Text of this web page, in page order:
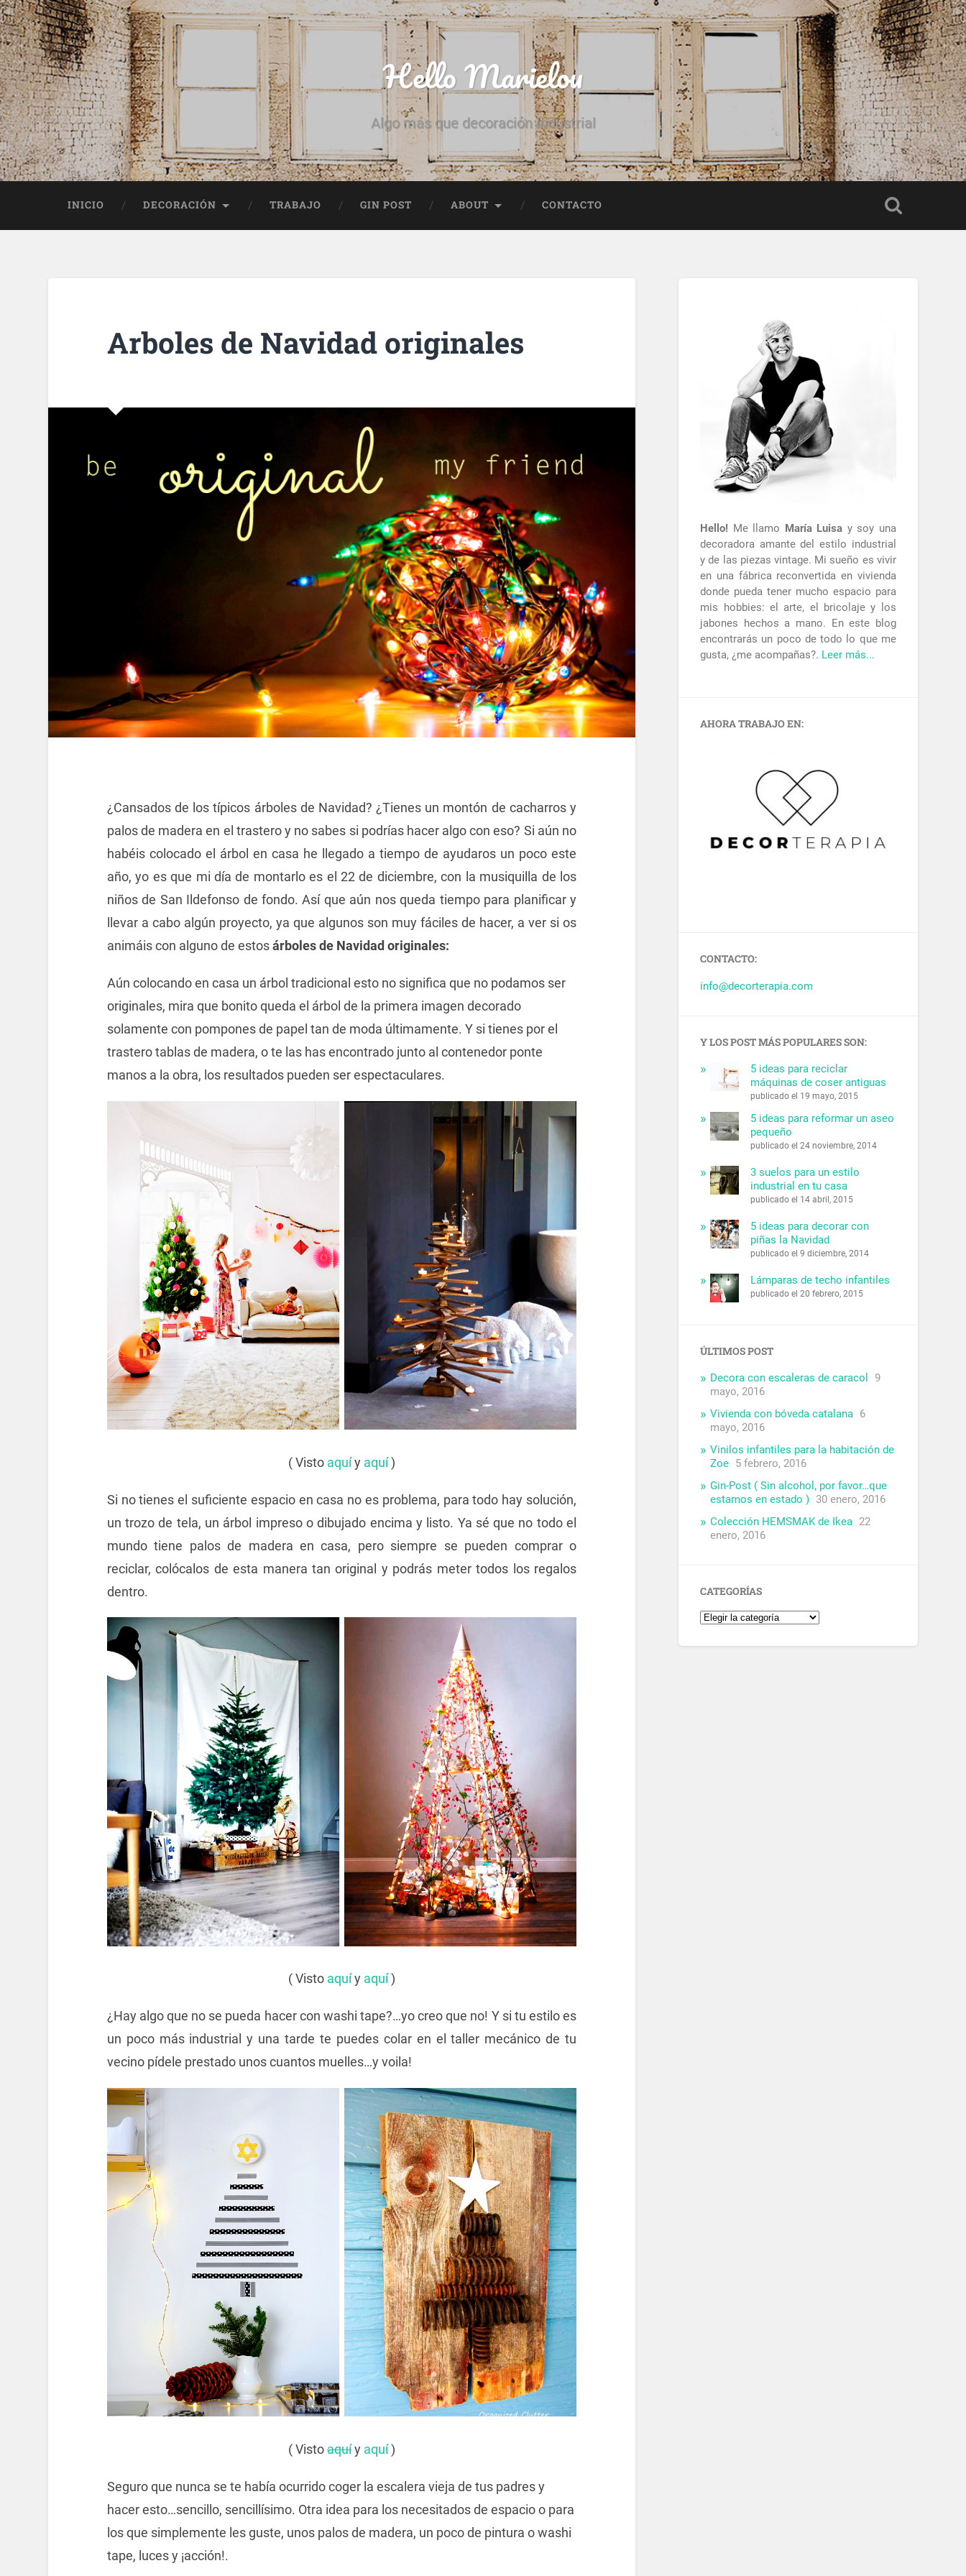
Hello Marielou
Algo más que decoración industrial
INICIO DECORACIÓN TRABAJO GIN POST ABOUT CONTACTO
Arboles de Navidad originales
¿Cansados de los típicos árboles de Navidad? ¿Tienes un montón de cacharros y
palos de madera en el trastero y no sabes si podrías hacer algo con eso? Si aún no
habéis colocado el árbol en casa he llegado a tiempo de ayudaros un poco este
año, yo es que mi día de montarlo es el 22 de diciembre, con la musiquilla de los
niños de San Ildefonso de fondo. Así que aún nos queda tiempo para planificar y
llevar a cabo algún proyecto, ya que algunos son muy fáciles de hacer, a ver si os
animáis con alguno de estosárboles de Navidad originales:
Aún colocando en casa un árbol tradicional esto no significa que no podamos ser
originales, mira que bonito queda el árbol de la primera imagen decorado
solamente con pompones de papel tan de moda últimamente. Y si tienes por el
trastero tablas de madera, o te las has encontrado junto al contenedor ponte
manos a la obra, los resultados pueden ser espectaculares.
( Visto aquíy aquí)
Si no tienes el suficiente espacio en casa no es problema, para todo hay solución,
un trozo de tela, un árbol impreso o dibujado encima y listo. Ya sé que no todo el
mundo tiene palos de madera en casa, pero siempre se pueden comprar o
reciclar, colócalos de esta manera tan original y podrás meter todos los regalos
dentro.
( Visto aquíy aquí)
¿Hay algo que no se pueda hacer con washi tape?…yo creo que no! Y si tu estilo es
un poco más industrial y una tarde te puedes colar en el taller mecánico de tu
vecino pídele prestado unos cuantos muelles…y voila!
( Vistoaquíy aquí)
Seguro que nunca se te había ocurrido coger la escalera vieja de tus padres y
hacer esto…sencillo, sencillísimo. Otra idea para los necesitados de espacio o para
los que simplemente les guste, unos palos de madera, un poco de pintura o washi
tape, luces y ¡acción!.
Hello! Me llamo María Luisa y soy una
decoradora amante del estilo industrial
y de las piezas vintage. Mi sueño es vivir
en una fábrica reconvertida en vivienda
donde pueda tener mucho espacio para
mis hobbies: el arte, el bricolaje y los
jabones hechos a mano. En este blog
encontrarás un poco de todo lo que me
gusta, ¿me acompañas?. Leer más...
AHORA TRABAJO EN:
CONTACTO:
info@decorterapia.com
Y LOS POST MÁS POPULARES SON:
5 ideas para reciclar
máquinas de coser antiguas
publicado el 19 mayo, 2015
5 ideas para reformar un aseo
pequeño
publicado el 24 noviembre, 2014
3 suelos para un estilo
industrial en tu casa
publicado el 14 abril, 2015
5 ideas para decorar con
piñas la Navidad
publicado el 9 diciembre, 2014
Lámparas de techo infantiles
publicado el 20 febrero, 2015
ÚLTIMOS POST
Decora con escaleras de caracol
9
mayo, 2016
Vivienda con bóveda catalana 6
mayo, 2016
Vinilos infantiles para la habitación de
Zoe 5 febrero, 2016
Gin-Post ( Sin alcohol, por favor…que
estamos en estado ) 30 enero, 2016
Colección HEMSMAK de Ikea 22
enero, 2016
CATEGORÍAS